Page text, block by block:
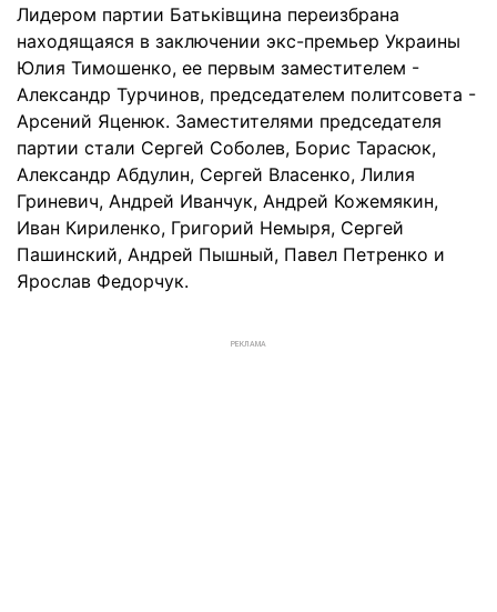
Лидером партии Батьківщина переизбрана
находящаяся в заключении экс-премьер Украины
Юлия Тимошенко, ее первым заместителем -
Александр Турчинов, председателем политсовета -
Арсений Яценюк. Заместителями председателя
партии стали Сергей Соболев, Борис Тарасюк,
Александр Абдулин, Сергей Власенко, Лилия
Гриневич, Андрей Иванчук, Андрей Кожемякин,
Иван Кириленко, Григорий Немыря, Сергей
Пашинский, Андрей Пышный, Павел Петренко и
Ярослав Федорчук.
РЕКЛАМА